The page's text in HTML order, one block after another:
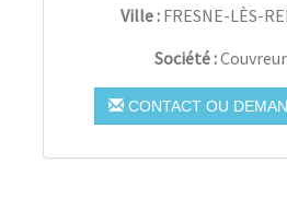
Ville : FRESNE-LÈS-
Société :
CONTACT OU